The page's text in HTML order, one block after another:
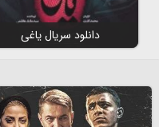
دانلود سریال یاغی